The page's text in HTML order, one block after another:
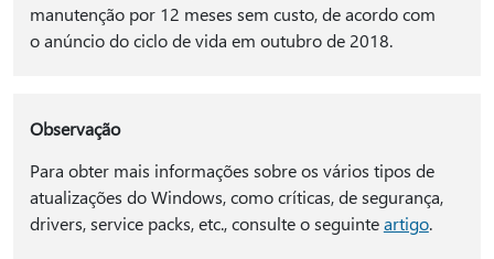
manutenção por 12 meses sem custo, de acordo com
o anúncio do ciclo de vida em outubro de 2018.
Observação
Para obter mais informações sobre os vários tipos de
atualizações do Windows, como críticas, de segurança,
drivers, service packs, etc., consulte o seguinteartigo.